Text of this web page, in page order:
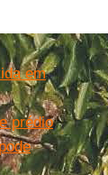
em
prédio